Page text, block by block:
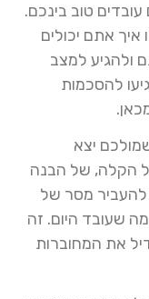
טוב בינכם.
אתם יכולים
ולהגיע למצב
להסכמות
יצא
הקלה, של הבנה
להעביר מסר של
שעובד היום. זה
את המחוברות